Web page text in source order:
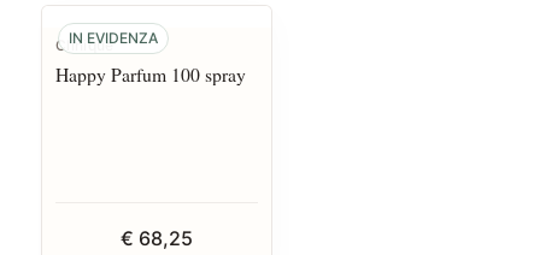
IN EVIDENZA
Clinique
Happy Parfum 100 spray
€ 68,25